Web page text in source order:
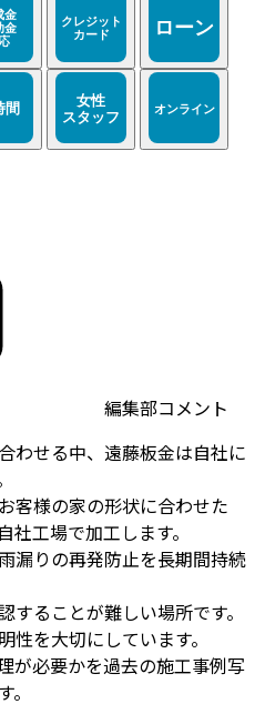
編集部コメント
わせる中、遠藤板金は自社に
客様の家の形状に合わせた
社工場で加工します。
漏りの再発防止を長期間持続
ることが難しい場所です。
を大切にしています。
が必要かを過去の施工事例写